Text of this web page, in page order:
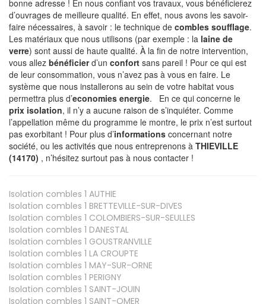
bonne adresse ! En nous confiant vos travaux, vous bénéficierez
d’ouvrages de meilleure qualité. En effet, nous avons les savoir-
faire nécessaires, à savoir : le technique de combles soufflage.
Les matériaux que nous utilisons (par exemple : la laine de
verre) sont aussi de haute qualité. À la fin de notre intervention,
vous allez bénéficierd’un confort sans pareil ! Pour ce qui est
de leur consommation, vous n’avez pas à vous en faire. Le
système que nous installerons au sein de votre habitat vous
permettra plus d’economies energie. En ce qui concerne le
prix isolation, il n’y a aucune raison de s’inquiéter. Comme
l’appellation même du programme le montre, le prix n’est surtout
pas exorbitant ! Pour plus d’informations concernant notre
société, ou les activités que nous entreprenons à THIEVILLE
(14170) , n’hésitez surtout pas à nous contacter !
Isolation combles 1 AUTHIE
Isolation combles 1 BRETTEVILLE-SUR-DIVES
Isolation combles 1 COLOMBIERS-SUR-SEULLES
Isolation combles 1 DANESTAL
Isolation combles 1 GOUSTRANVILLE
Isolation combles 1 LA CROUPTE
Isolation combles 1 MAY-SUR-ORNE
Isolation combles 1 PERIGNY
Isolation combles 1 SAINT-JOUIN
Isolation combles 1 SAINT-OMER